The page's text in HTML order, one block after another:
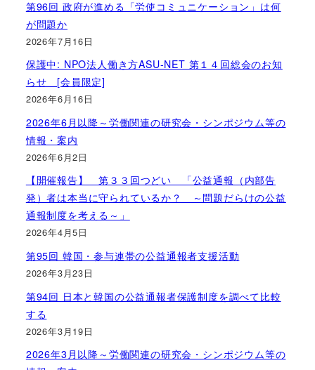
第96回 政府が進める「労使コミュニケーション」は何
が問題か
2026年7月16日
保護中: NPO法人働き方ASU-NET 第１４回総会のお知
らせ [会員限定]
2026年6月16日
2026年6月以降～労働関連の研究会・シンポジウム等の
情報・案内
2026年6月2日
【開催報告】 第３３回つどい 「公益通報（内部告
発）者は本当に守られているか？ ～問題だらけの公益
通報制度を考える～」
2026年4月5日
第95回 韓国・参与連帯の公益通報者支援活動
2026年3月23日
第94回 日本と韓国の公益通報者保護制度を調べて比較
する
2026年3月19日
2026年3月以降～労働関連の研究会・シンポジウム等の